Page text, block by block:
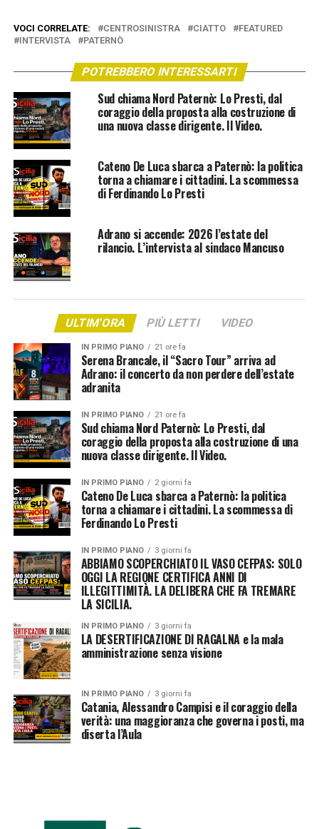
VOCI CORRELATE: CENTROSINISTRA CIATTO
FEATURED
INTERVISTA
PATERNÒ
POTREBBERO INTERESSARTI
Sud chiama Nord Paternò: Lo Presti, dal
coraggio della proposta alla costruzione di
una nuova classe dirigente. Il Video.
Cateno De Luca sbarca a Paternò: la politica
torna a chiamare i cittadini. La scommessa
di Ferdinando Lo Presti
Adrano si accende: 2026 l’estate del
rilancio. L’intervista al sindaco Mancuso
ULTIM'ORA PIÙ LETTI VIDEO
IN PRIMO PIANO 21 ore fa
Serena Brancale, il “Sacro Tour” arriva ad
Adrano: il concerto da non perdere dell’estate
adranita
IN PRIMO PIANO 21 ore fa
Sud chiama Nord Paternò: Lo Presti, dal
coraggio della proposta alla costruzione di una
nuova classe dirigente. Il Video.
IN PRIMO PIANO 2 giorni fa
Cateno De Luca sbarca a Paternò: la politica
torna a chiamare i cittadini. La scommessa di
Ferdinando Lo Presti
IN PRIMO PIANO 3 giorni fa
ABBIAMO SCOPERCHIATO IL VASO CEFPAS: SOLO
OGGI LA REGIONE CERTIFICA ANNI DI
ILLEGITTIMITÀ. LA DELIBERA CHE FA TREMARE
LA SICILIA.
IN PRIMO PIANO 3 giorni fa
LA DESERTIFICAZIONE DI RAGALNA e la mala
amministrazione senza visione
IN PRIMO PIANO 3 giorni fa
Catania, Alessandro Campisi e il coraggio della
verità: una maggioranza che governa i posti, ma
diserta l’Aula